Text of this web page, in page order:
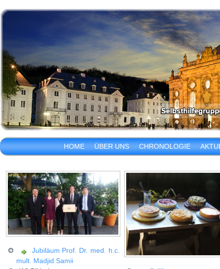
HOME ÜBER UNS CHRONOLOGIE
Jubiläum Prof. Dr. med. h.c.
mult. Madjid Samii